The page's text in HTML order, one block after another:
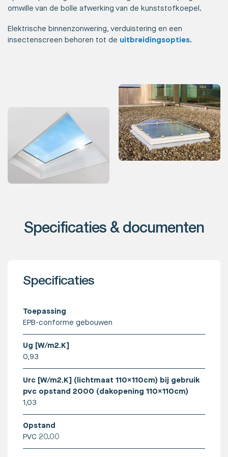
omwille van de bolle afwerking van de kunststofkoepel.
Elektrische binnenzonwering, verduistering en een
insectenscreen behoren tot de uitbreidingsopties.
Specificaties & documenten
Specificaties
Toepassing
EPB-conforme gebouwen
Ug [W/m2.K]
0,93
Urc [W/m2.K] (lichtmaat 110x110cm) bij gebruik
pvc opstand 2000 (dakopening 110x110cm)
1,03
Opstand
PVC 20.00